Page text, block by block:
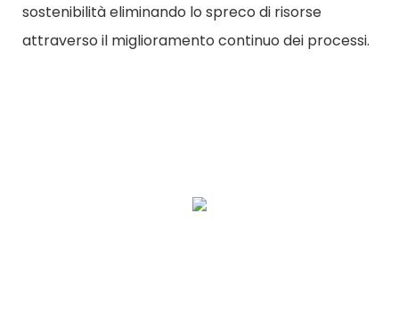
sostenibilità eliminando lo spreco di risorse
attraverso il miglioramento continuo dei processi.